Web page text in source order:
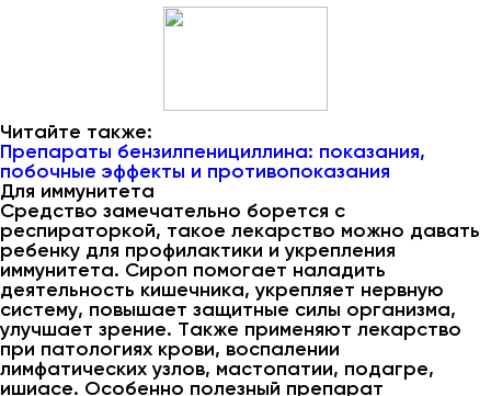
Читайте также:
Препараты бензилпенициллина: показания,
побочные эффекты и противопоказания
Для иммунитета
Средство замечательно борется с
респираторкой, такое лекарство можно давать
ребенку для профилактики и укрепления
иммунитета. Сироп помогает наладить
деятельность кишечника, укрепляет нервную
систему, повышает защитные силы организма,
улучшает зрение. Также применяют лекарство
при патологиях крови, воспалении
лимфатических узлов, мастопатии, подагре,
ишиасе. Особенно полезный препарат